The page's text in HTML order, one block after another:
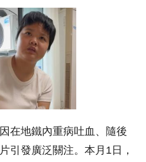
在地鐵內重病吐血、隨後
引發廣泛關注。本月1日，